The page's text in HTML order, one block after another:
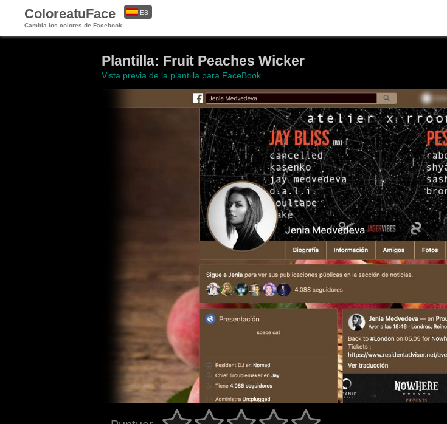
ColoreatuFace
Cambia los colores de Facebook
ES
Plantilla: Fruit Peaches Wicker
Vista previa de la plantilla para FaceBook